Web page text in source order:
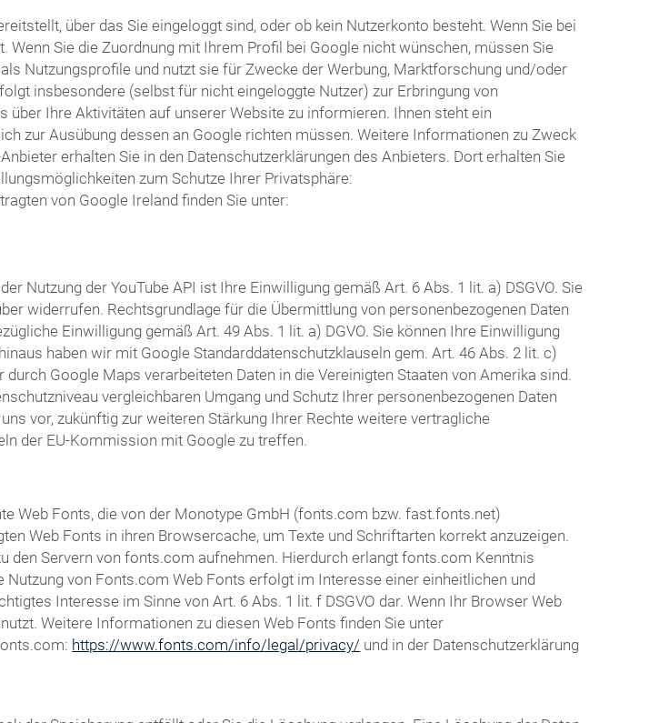
über das Sie eingeloggt sind, oder ob kein Nutzerkonto besteht. Wenn Sie bei
Sie die Zuordnung mit Ihrem Profil bei Google nicht wünschen, müssen Sie
Nutzungsprofile und nutzt sie für Zwecke der Werbung, Marktforschung und/oder
insbesondere (selbst für nicht eingeloggte Nutzer) zur Erbringung von
Ihre Aktivitäten auf unserer Website zu informieren. Ihnen steht ein
zur Ausübung dessen an Google richten müssen. Weitere Informationen zu Zweck
erhalten Sie in den Datenschutzerklärungen des Anbieters. Dort erhalten Sie
zum Schutze Ihrer Privatsphäre:
von Google Ireland finden Sie unter:
Nutzung der YouTube API ist Ihre Einwilligung gemäß Art. 6 Abs. 1 lit. a) DSGVO. Sie
widerrufen. Rechtsgrundlage für die Übermittlung von personenbezogenen Daten
Einwilligung gemäß Art. 49 Abs. 1 lit. a) DGVO. Sie können Ihre Einwilligung
haben wir mit Google Standarddatenschutzklauseln gem. Art. 46 Abs. 2 lit. c)
Google Maps verarbeiteten Daten in die Vereinigten Staaten von Amerika sind.
vergleichbaren Umgang und Schutz Ihrer personenbezogenen Daten
vor, zukünftig zur weiteren Stärkung Ihrer Rechte weitere vertragliche
der EU-Kommission mit Google zu treffen.
Web Fonts, die von der Monotype GmbH (fonts.com bzw. fast.fonts.net)
Web Fonts in ihren Browsercache, um Texte und Schriftarten korrekt anzuzeigen.
den Servern von fonts.com aufnehmen. Hierdurch erlangt fonts.com Kenntnis
von Fonts.com Web Fonts erfolgt im Interesse einer einheitlichen und
Interesse im Sinne von Art. 6 Abs. 1 lit. f DSGVO dar. Wenn Ihr Browser Web
Weitere Informationen zu diesen Web Fonts finden Sie unter
https://www.fonts.com/info/legal/privacy/ und in der Datenschutzerklärung